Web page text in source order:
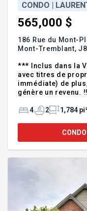
CONDO |
565,000 $
186 Rue du Mont-
Mont-Tremblant,
*** Inclus dans la
avec titres de
immédiate) de
génère un revenu. !! Les taxes de vente (TPS et TVQ)
programme de
situé au 200 Rue du
garage sont à
4 2 1,784